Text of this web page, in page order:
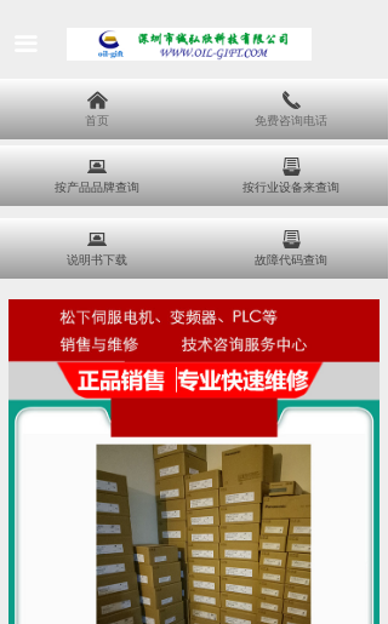
뀵
按产品品牌查询
뀣
按行业设备来查询
낀
首页
끅
免费咨询电话
뀵
说明书下载
뀣
故障代码查询